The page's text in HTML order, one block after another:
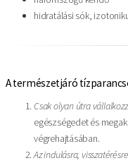
hidratálási sók,
A természetjáró
Csak olyan útra
egészségedet és
végrehajtásában.
Az indulásra,